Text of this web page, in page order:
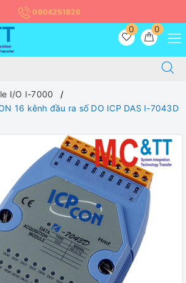
0904251826
0
0
I/O I-7000
16 kênh đầu ra số DO ICP DAS I-7043D